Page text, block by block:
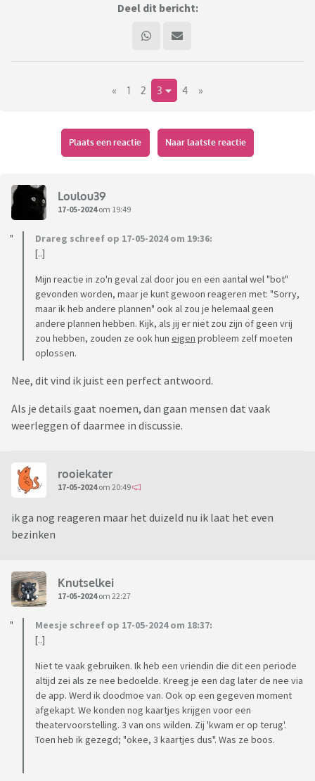
jezelf aangeleerd of altijd al gedaan?
Deel dit bericht:
« 1 2 3 4 »
Plaats een reactie Naar laatste reactie
Loulou39
17-05-2024om 19:49
Drareg schreef op 17-05-2024 om 19:36:
[..]
Mijn reactie in zo'n geval zal door jou en een aantal wel "bot"
gevonden worden, maar je kunt gewoon reageren met: "Sorry,
maar ik heb andere plannen" ook al zou je helemaal geen
andere plannen hebben. Kijk, als jij er niet zou zijn of geen vrij
zou hebben, zouden ze ook hun eigen probleem zelf moeten
oplossen.
Nee, dit vind ik juist een perfect antwoord.
Als je details gaat noemen, dan gaan mensen dat vaak
weerleggen of daarmee in discussie.
rooiekater
17-05-2024om 20:49
ik ga nog reageren maar het duizeld nu ik laat het even
bezinken
Knutselkei
17-05-2024om 22:27
Meesje schreef op 17-05-2024 om 18:37:
[..]
Niet te vaak gebruiken. Ik heb een vriendin die dit een periode
altijd zei als ze nee bedoelde. Kreeg je een dag later de nee via
de app. Werd ik doodmoe van. Ook op een gegeven moment
afgekapt. We konden nog kaartjes krijgen voor een
theatervoorstelling. 3 van ons wilden. Zij 'kwam er op terug'.
Toen heb ik gezegd; "okee, 3 kaartjes dus". Was ze boos.